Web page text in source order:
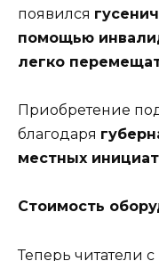
появился
помощью
легко
Приобретение
благодаря
местных
Стоимость
Теперь читатели